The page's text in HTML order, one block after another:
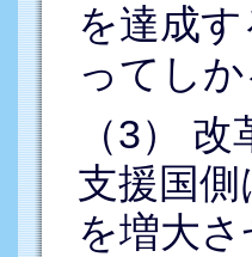
を達成
ってしか
（3）
支援国
を増大